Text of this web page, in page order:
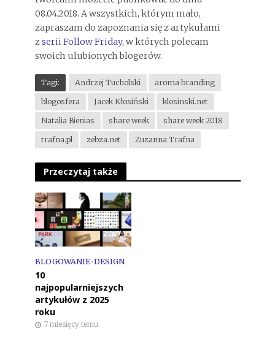
08.04.2018. A wszystkich, którym mało,
zapraszam do zapoznania się z artykułami
zserii Follow Friday, w których polecam
swoich ulubionych blogerów.
Tagi: Andrzej Tucholski aroma branding
blogosfera Jacek Kłosiński klosinski.net
Natalia Bienias share week share week 2018
trafna.pl zebza.net Zuzanna Trafna
Przeczytaj także
BLOGOWANIE•DESIGN
10
najpopularniejszych
artykułów z 2025
roku
7 miesięcy temu